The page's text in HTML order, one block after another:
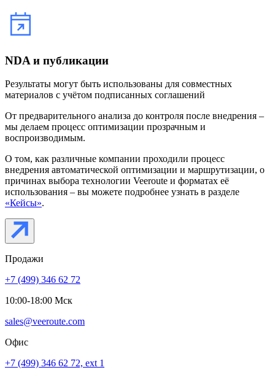
NDA и публикации
Результаты могут быть использованы для совместных
материалов с учётом подписанных соглашений
От предварительного анализа до контроля после внедрения –
мы делаем процесс оптимизации прозрачным и
воспроизводимым.
О том, как различные компании проходили процесс
внедрения автоматической оптимизации и маршрутизации, о
причинах выбора технологии Veeroute и форматах её
использования – вы можете подробнее узнать в разделе
«Кейсы».
Продажи
+7 (499) 346 62 72
10:00-18:00 Мск
sales@veeroute.com
Офис
+7 (499) 346 62 72, ext 1